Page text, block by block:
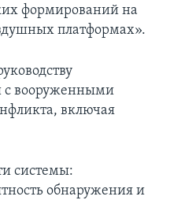
формирований на
платформах».
с вооруженными
включая
системы:
обнаружения и